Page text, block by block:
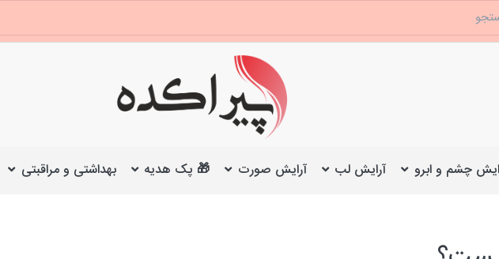
چشم و ابرو آرایش لب آرایش صورت 🎁 پک هدیه بهداشتی و مراقبتی